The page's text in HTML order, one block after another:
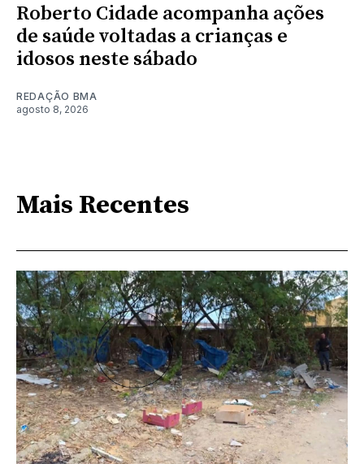
Roberto Cidade acompanha ações
de saúde voltadas a crianças e
idosos neste sábado
REDAÇÃO BMA
agosto 8, 2026
Mais Recentes